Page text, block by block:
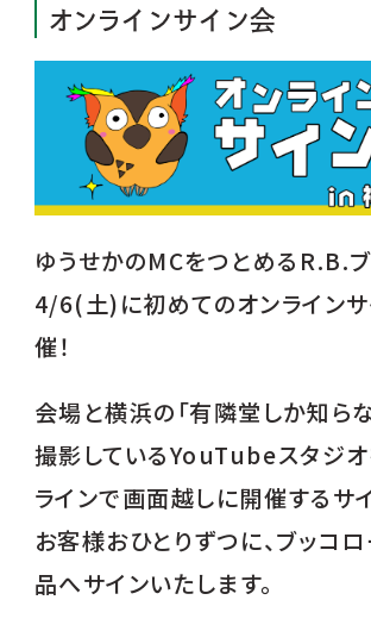
オンラインサイン会
ゆうせかのMCをつとめるR.B.ブ
4/6(土)に初めてのオンライン
催！
会場と横浜の「有隣堂しか知ら
撮影しているYouTubeスタジオ
ラインで画面越しに開催するサ
お客様おひとりずつに、ブッコ
品へサインいたします。